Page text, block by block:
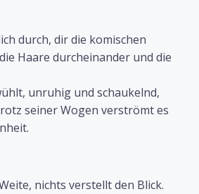
durch, dir die komischen
Haare durcheinander und die
unruhig und schaukelnd,
seiner Wogen verströmt es
nichts verstellt den Blick.